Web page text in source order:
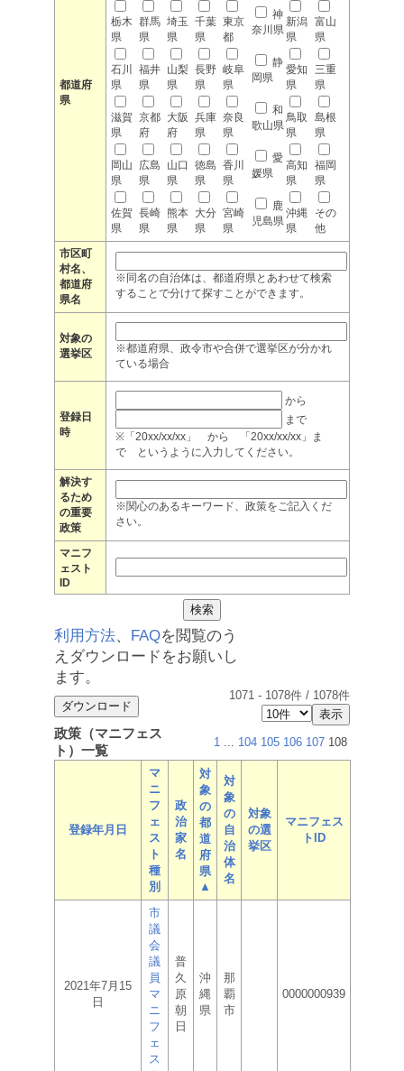
都道府
県
栃木
県
群馬
県
埼玉
県
千葉
県
東京
都
神
奈川県
新潟
県
富山
県
石川
県
福井
県
山梨
県
長野
県
岐阜
県
静
岡県
愛知
県
三重
県
滋賀
県
京都
府
大阪
府
兵庫
県
奈良
県
和
歌山県
鳥取
県
島根
県
岡山
県
広島
県
山口
県
徳島
県
香川
県
愛
媛県
高知
県
福岡
県
佐賀
県
長崎
県
熊本
県
大分
県
宮崎
県
鹿
児島県
沖縄
県
その
他
市区町
村名、
都道府
県名
※同名の自治体は、都道府県とあわせて検索
することで分けて探すことができます。
対象の
選挙区
※都道府県、政令市や合併で選挙区が分かれ
ている場合
登録日
時
から
まで
※「20xx/xx/xx」 から 「20xx/xx/xx」ま
で というように入力してください。
解決す
るため
の重要
政策
※関心のあるキーワード、政策をご記入くだ
さい。
マニフ
ェスト
ID
利用方法、 FAQを閲覧のう
えダウンロードをお願いし
ます。
1071 - 1078件 / 1078件
政策（マニフェス
ト）一覧
1 ... 104 105 106 107 108
登録年月日
マ
ニ
フ
ェ
ス
ト
種
別
政
治
家
名
対
象
の
都
道
府
県
▲
対
象
の
自
治
体
名
対象
の選
挙区
マニフェス
トID
2021年7月15
日
市
議
会
議
員
マ
ニ
フ
ェ
ス
普
久
原
朝
日
沖
縄
県
那
覇
市
0000000939